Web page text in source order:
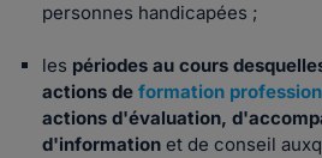
personnes handicapées ;
les périodes au cours
actions de formation
actions d'évaluation,
d'information et de conseil